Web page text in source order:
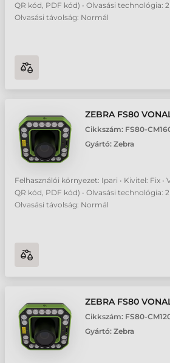
QR kód, PDF kód) • Olvasási technológia:
Olvasási távolság: Normál
ZEBRA FS80
Cikkszám: FS80-
Gyártó: Zebra
Felhasználói környezet: Ipari • Kivitel: Fix •
QR kód, PDF kód) • Olvasási technológia:
Olvasási távolság: Normál
ZEBRA FS80
Cikkszám: FS80-
Gyártó: Zebra